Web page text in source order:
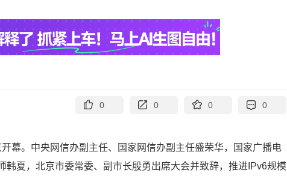
0 0 0 0
幕。中央网信办副主任、国家网信办副主任盛荣华，国家广播电
韩夏，北京市委常委、副市长殷勇出席大会并致辞，推进IPv6规模